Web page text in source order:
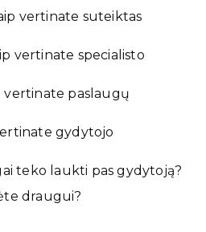
vertinate suteiktas
vertinate specialisto
vertinate paslaugų
gydytojo
teko laukti pas gydytoją?
draugui?